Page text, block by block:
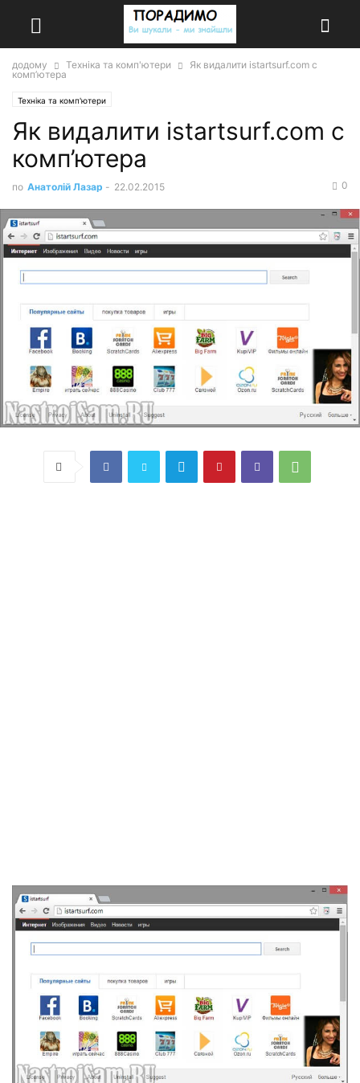
додому Техніка та комп'ютери
Як видалити istartsurf.com c
комп’ютера
Техніка та комп'ютери
Як видалити istartsurf.com c
комп’ютера
по Анатолій Лазар - 22.02.2015 0